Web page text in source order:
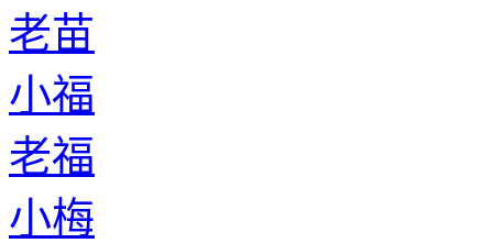
老苗
小福
老福
小梅